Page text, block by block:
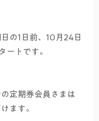
の1日前、10月24日
ートです。
定期券会員さまは
ます。